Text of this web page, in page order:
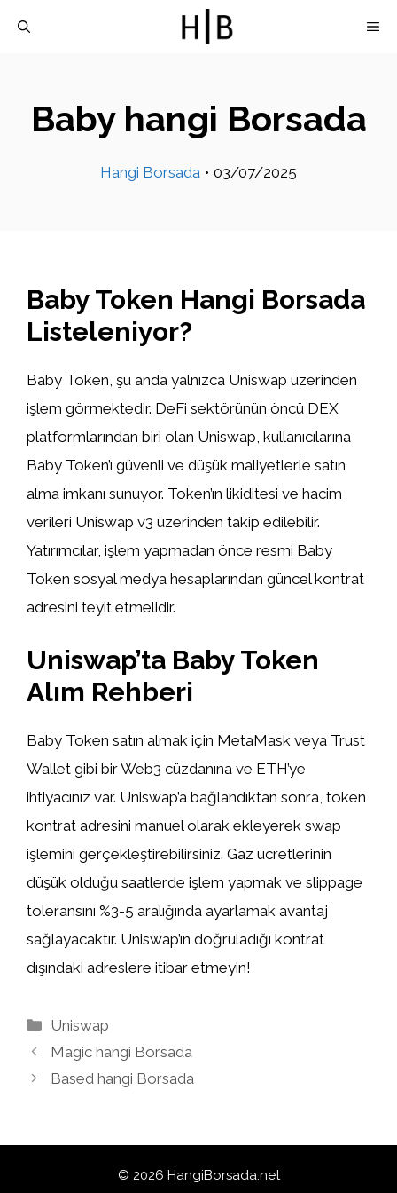
Baby hangi Borsada
Hangi Borsada • 03/07/2025
Baby Token Hangi Borsada
Listeleniyor?
Baby Token, şu anda yalnızca Uniswap üzerinden
işlem görmektedir. DeFi sektörünün öncü DEX
platformlarından biri olan Uniswap, kullanıcılarına
Baby Token’ı güvenli ve düşük maliyetlerle satın
alma imkanı sunuyor. Token’ın likiditesi ve hacim
verileri Uniswap v3 üzerinden takip edilebilir.
Yatırımcılar, işlem yapmadan önce resmi Baby
Token sosyal medya hesaplarından güncel kontrat
adresini teyit etmelidir.
Uniswap’ta Baby Token
Alım Rehberi
Baby Token satın almak için MetaMask veya Trust
Wallet gibi bir Web3 cüzdanına ve ETH’ye
ihtiyacınız var. Uniswap’a bağlandıktan sonra, token
kontrat adresini manuel olarak ekleyerek swap
işlemini gerçekleştirebilirsiniz. Gaz ücretlerinin
düşük olduğu saatlerde işlem yapmak ve slippage
toleransını %3-5 aralığında ayarlamak avantaj
sağlayacaktır. Uniswap’ın doğruladığı kontrat
dışındaki adreslere itibar etmeyin!
Kategoriler
Uniswap
Magic hangi Borsada
Based hangi Borsada
© 2026 HangiBorsada.net